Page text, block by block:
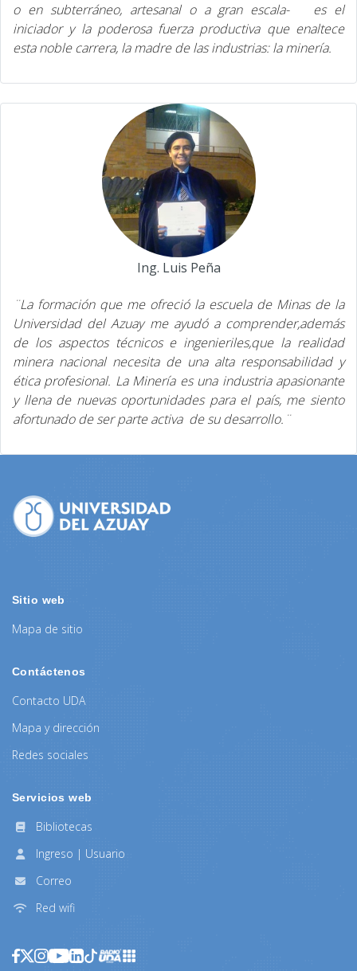
o en subterráneo, artesanal o a gran escala- es el
iniciador y la poderosa fuerza productiva que enaltece
esta noble carrera, la madre de las industrias: la minería.
Ing. Luis Peña
¨La formación que me ofreció la escuela de Minas de la
Universidad del Azuay me ayudó a comprender,además
de los aspectos técnicos e ingenieriles,que la realidad
minera nacional necesita de una alta responsabilidad y
ética profesional. La Minería es una industria apasionante
y llena de nuevas oportunidades para el país, me siento
afortunado de ser parte activa de su desarrollo.¨
Sitio web
Mapa de sitio
Contáctenos
Contacto UDA
Mapa y dirección
Redes sociales
Servicios web
Bibliotecas
Ingreso | Usuario
Correo
Red wifi